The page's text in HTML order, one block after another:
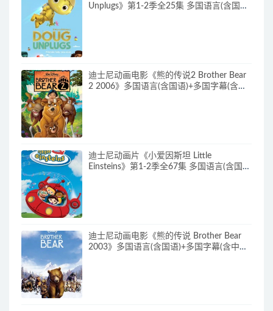
Unplugs》第1-2季全25集 多国语言(含国
迪士尼动画电影《熊的传说2 Brother Bear
2 2006》多国语言(含国语)+多国字幕(含中
迪士尼动画片《小爱因斯坦 Little
Einsteins》第1-2季全67集 多国语言(含国
迪士尼动画电影《熊的传说 Brother Bear
2003》多国语言(含国语)+多国字幕(含中文)